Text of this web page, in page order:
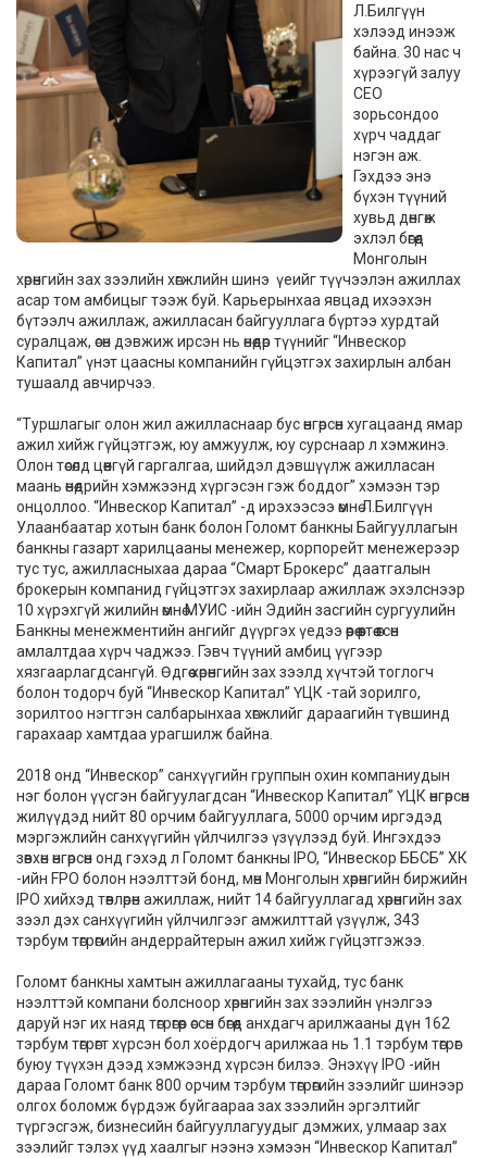
Л.Билгүүн
хэлээд инээж
байна. 30 нас ч
хүрээгүй залуу
CEO
зорьсондоо
хүрч чаддаг
нэгэн аж.
Гэхдээ энэ
бүхэн түүний
хувьд дөнгөж
эхлэл бөгөөд
Монголын
хөрөнгийн зах зээлийн хөгжлийн шинэ үеийг түүчээлэн ажиллах
асар том амбицыг тээж буй. Карьерынхаа явцад ихээхэн
бүтээлч ажиллаж, ажилласан байгууллага бүртээ хурдтай
суралцаж, өсөн дэвжиж ирсэн нь өнөөдөр түүнийг “Инвескор
Капитал” үнэт цаасны компанийн гүйцэтгэх захирлын албан
тушаалд авчирчээ.
“Туршлагыг олон жил ажилласнаар бус өнгөрсөн хугацаанд ямар
ажил хийж гүйцэтгэж, юу амжуулж, юу сурснаар л хэмжинэ.
Олон төсөлд цөөнгүй гаргалгаа, шийдэл дэвшүүлж ажилласан
маань өнөөдрийн хэмжээнд хүргэсэн гэж боддог” хэмээн тэр
онцоллоо. “Инвескор Капитал” -д ирэхээсээ өмнө Л.Билгүүн
Улаанбаатар хотын банк болон Голомт банкны Байгууллагын
банкны газарт харилцааны менежер, корпорейт менежерээр
тус тус, ажилласныхаа дараа “Смарт Брокерс” даатгалын
брокерын компанид гүйцэтгэх захирлаар ажиллаж эхэлснээр
10 хүрэхгүй жилийн өмнө МУИС -ийн Эдийн засгийн сургуулийн
Банкны менежментийн ангийг дүүргэх үедээ өөрөө өөртөө өгсөн
амлалтдаа хүрч чаджээ. Гэвч түүний амбиц үүгээр
хязгаарлагдсангүй. Өдгөө хөрөнгийн зах зээлд хүчтэй тоглогч
болон тодорч буй “Инвескор Капитал” ҮЦК -тай зорилго,
зорилтоо нэгтгэн салбарынхаа хөгжлийг дараагийн түвшинд
гарахаар хамтдаа урагшилж байна.
2018 онд “Инвескор” санхүүгийн группын охин компаниудын
нэг болон үүсгэн байгуулагдсан “Инвескор Капитал” ҮЦК өнгөрсөн
жилүүдэд нийт 80 орчим байгууллага, 5000 орчим иргэдэд
мэргэжлийн санхүүгийн үйлчилгээ үзүүлээд буй. Ингэхдээ
зөвхөн өнгөрсөн онд гэхэд л Голомт банкны IPO, “Инвескор ББСБ” ХК
-ийн FPO болон нээлттэй бонд, мөн Монголын хөрөнгийн биржийн
IPO хийхэд төвлөрөн ажиллаж, нийт 14 байгууллагад хөрөнгийн зах
зээл дэх санхүүгийн үйлчилгээг амжилттай үзүүлж, 343
тэрбум төгрөгийн андеррайтерын ажил хийж гүйцэтгэжээ.
Голомт банкны хамтын ажиллагааны тухайд, тус банк
нээлттэй компани болсноор хөрөнгийн зах зээлийн үнэлгээ
даруй нэг их наяд төгрөгөөр өссөн бөгөөд анхдагч арилжааны дүн 162
тэрбум төгрөгт хүрсэн бол хоёрдогч арилжаа нь 1.1 тэрбум төгрөг
буюу түүхэн дээд хэмжээнд хүрсэн билээ. Энэхүү IPO -ийн
дараа Голомт банк 800 орчим тэрбум төгрөгийн зээлийг шинээр
олгох боломж бүрдэж буйгаараа зах зээлийн эргэлтийг
түргэсгэж, бизнесийн байгууллагуудыг дэмжих, улмаар зах
зээлийг тэлэх үүд хаалгыг нээнэ хэмээн “Инвескор Капитал”